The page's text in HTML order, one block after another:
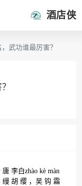
酒店侠
武功谁最厉害？
李白zhào kè màn
缦 胡 缨 ，吴 钩 霜